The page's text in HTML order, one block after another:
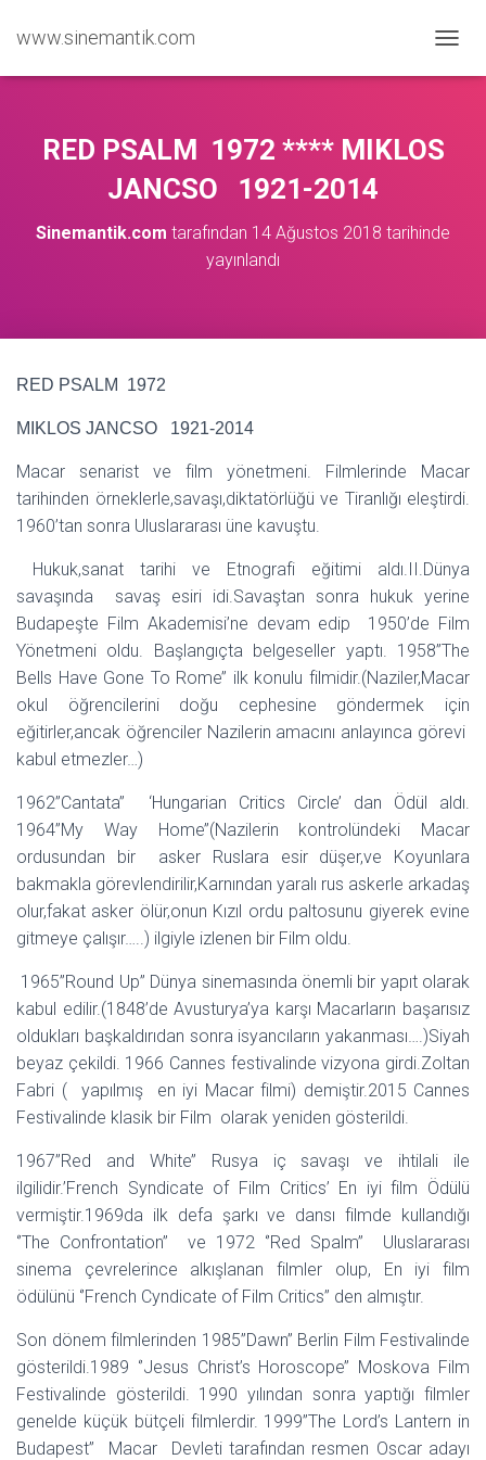
www.sinemantik.com
E
K
RED PSALM 1972 **** MIKLOS
JANCSO 1921-2014
Sinemantik.com tarafından 14 Ağustos 2018 tarihinde
yayınlandı
RED PSALM 1972
MIKLOS JANCSO 1921-2014
Macar senarist ve film yönetmeni. Filmlerinde Macar
tarihinden örneklerle,savaşı,diktatörlüğü ve Tiranlığı eleştirdi.
1960’tan sonra Uluslararası üne kavuştu.
Hukuk,sanat tarihi ve Etnografi eğitimi aldı.II.Dünya
savaşında savaş esiri idi.Savaştan sonra hukuk yerine
Budapeşte Film Akademisi’ne devam edip 1950’de Film
Yönetmeni oldu. Başlangıçta belgeseller yaptı. 1958’’The
Bells Have Gone To Rome’’ ilk konulu filmidir.(Naziler,Macar
okul öğrencilerini doğu cephesine göndermek için
eğitirler,ancak öğrenciler Nazilerin amacını anlayınca görevi
kabul etmezler…)
1962’’Cantata’’ ‘Hungarian Critics Circle’ dan Ödül aldı.
1964’’My Way Home’’(Nazilerin kontrolündeki Macar
ordusundan bir asker Ruslara esir düşer,ve Koyunlara
bakmakla görevlendirilir,Karnından yaralı rus askerle arkadaş
olur,fakat asker ölür,onun Kızıl ordu paltosunu giyerek evine
gitmeye çalışır…..) ilgiyle izlenen bir Film oldu.
1965’’Round Up’’ Dünya sinemasında önemli bir yapıt olarak
kabul edilir.(1848’de Avusturya’ya karşı Macarların başarısız
oldukları başkaldırıdan sonra isyancıların yakanması….)Siyah
beyaz çekildi. 1966 Cannes festivalinde vizyona girdi.Zoltan
Fabri ( yapılmış en iyi Macar filmi) demiştir.2015 Cannes
Festivalinde klasik bir Film olarak yeniden gösterildi.
1967’’Red and White’’ Rusya iç savaşı ve ihtilali ile
ilgilidir.’French Syndicate of Film Critics’ En iyi film Ödülü
vermiştir.1969da ilk defa şarkı ve dansı filmde kullandığı
‘’The Confrontation’’ ve 1972 ‘’Red Spalm’’ Uluslararası
sinema çevrelerince alkışlanan filmler olup, En iyi film
ödülünü ‘’French Cyndicate of Film Critics’’ den almıştır.
Son dönem filmlerinden 1985’’Dawn’’ Berlin Film Festivalinde
gösterildi.1989 ‘’Jesus Christ’s Horoscope’’ Moskova Film
Festivalinde gösterildi. 1990 yılından sonra yaptığı filmler
genelde küçük bütçeli filmlerdir. 1999’’The Lord’s Lantern in
Budapest’’ Macar Devleti tarafından resmen Oscar adayı